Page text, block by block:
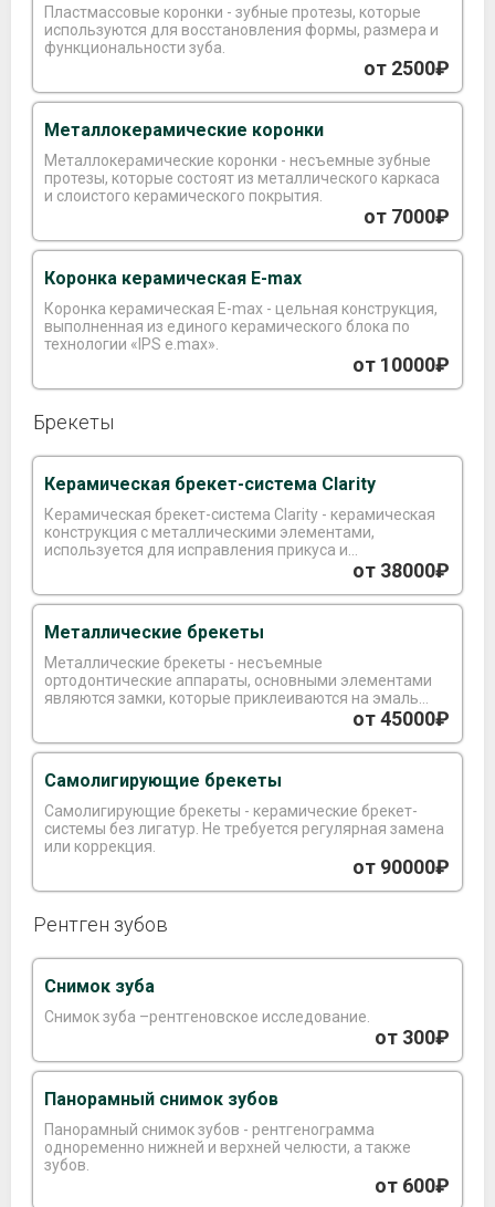
Пластмассовые коронки - зубные протезы, которые
используются для восстановления формы, размера и
функциональности зуба.
от 2500₽
Металлокерамические коронки
Металлокерамические коронки - несъемные зубные
протезы, которые состоят из металлического каркаса
и слоистого керамического покрытия.
от 7000₽
Коронка керамическая E-max
Коронка керамическая E-max - цельная конструкция,
выполненная из единого керамического блока по
технологии «IPS e.max».
от 10000₽
Брекеты
Керамическая брекет-система Clarity
Керамическая брекет-система Clarity - керамическая
конструкция с металлическими элементами,
используется для исправления прикуса и
от 38000₽
Металлические брекеты
Металлические брекеты - несъемные
ортодонтические аппараты, основными элементами
являются замки, которые приклеиваются на эмаль
от 45000₽
Самолигирующие брекеты
Самолигирующие брекеты - керамические брекет-
системы без лигатур. Не требуется регулярная замена
или коррекция.
от 90000₽
Рентген зубов
Снимок зуба
Снимок зуба –рентгеновское исследование.
от 300₽
Панорамный снимок зубов
Панорамный снимок зубов - рентгенограмма
одноременно нижней и верхней челюсти, а также
зубов.
от 600₽